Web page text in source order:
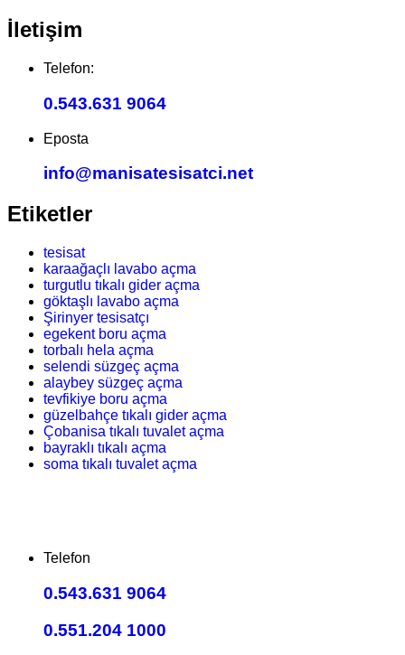
İletişim
Telefon:
0.543.631 9064
Eposta
info@manisatesisatci.net
Etiketler
tesisat
karaağaçlı lavabo açma
turgutlu tıkalı gider açma
göktaşlı lavabo açma
Şirinyer tesisatçı
egekent boru açma
torbalı hela açma
selendi süzgeç açma
alaybey süzgeç açma
tevfikiye boru açma
güzelbahçe tıkalı gider açma
Çobanisa tıkalı tuvalet açma
bayraklı tıkalı açma
soma tıkalı tuvalet açma
Telefon
0.543.631 9064
0.551.204 1000